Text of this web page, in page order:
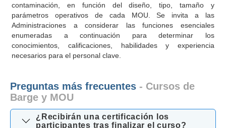
contaminación, en función del diseño, tipo, tamaño y
parámetros operativos de cada MOU. Se invita a las
Administraciones a considerar las funciones esenciales
enumeradas a continuación para determinar los
conocimientos, calificaciones, habilidades y experiencia
necesarios para el personal clave.
Preguntas más frecuentes - Cursos de
Barge y MOU
¿Recibirán una certificación los
participantes tras finalizar el curso?